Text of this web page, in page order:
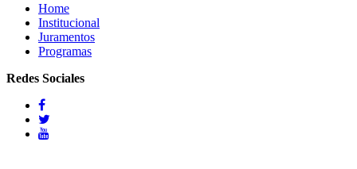
Home
Institucional
Juramentos
Programas
Redes Sociales